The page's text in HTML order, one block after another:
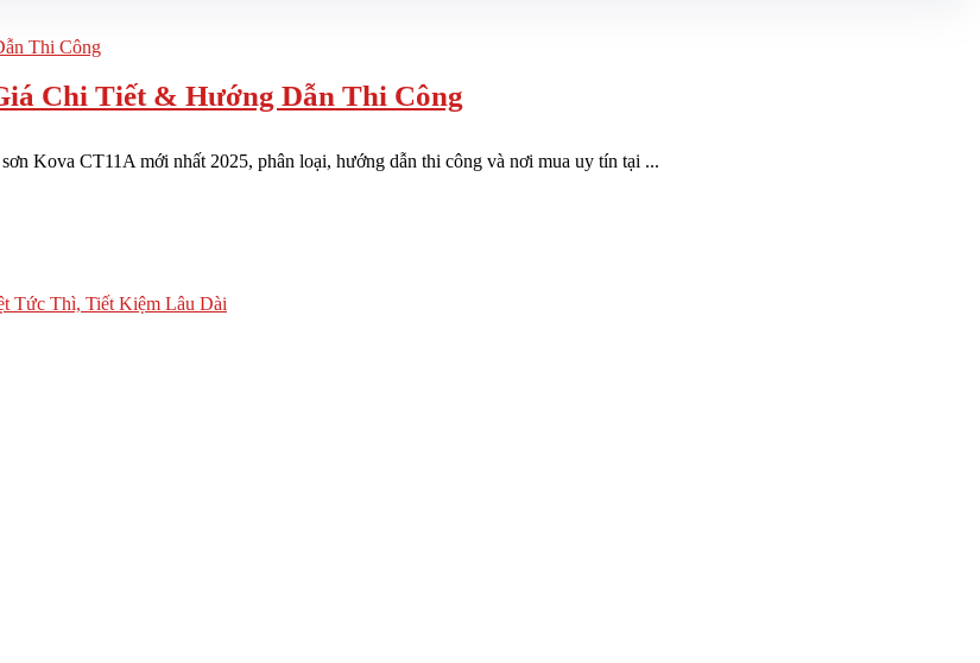
Chi Tiết & Hướng Dẫn Thi Công
Kova CT11A mới nhất 2025, phân loại, hướng dẫn thi công và nơi mua uy tín tại ...
Tức Thì, Tiết Kiệm Lâu Dài